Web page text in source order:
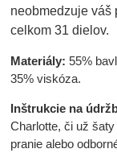
neobmedzuje váš
celkom 31 dielov.
Materiály:55%
35% viskóza.
Inštrukcie na
Charlotte, či už
pranie alebo